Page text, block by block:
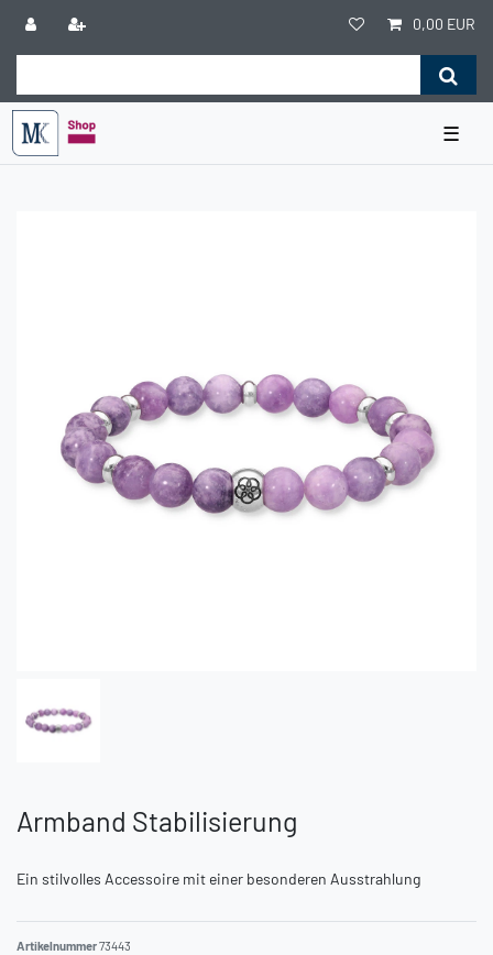
0,00 EUR
☰
Armband Stabilisierung
Ein stilvolles Accessoire mit einer besonderen Ausstrahlung
Artikelnummer73443